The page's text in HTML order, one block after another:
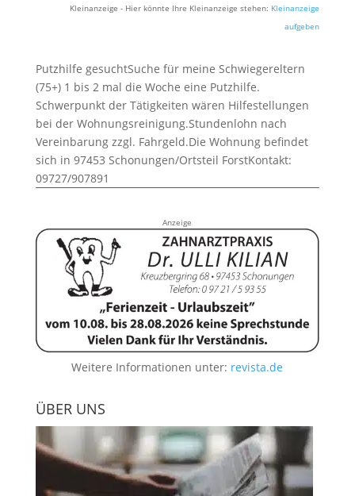
Kleinanzeige - Hier könnte Ihre Kleinanzeige stehen: Kleinanzeige
aufgeben
Putzhilfe gesuchtSuche für meine Schwiegereltern
(75+) 1 bis 2 mal die Woche eine Putzhilfe.
Schwerpunkt der Tätigkeiten wären Hilfestellungen
bei der Wohnungsreinigung.Stundenlohn nach
Vereinbarung zzgl. Fahrgeld.Die Wohnung befindet
sich in 97453 Schonungen/Ortsteil ForstKontakt:
09727/907891
Anzeige
Weitere Informationen unter: revista.de
ÜBER UNS